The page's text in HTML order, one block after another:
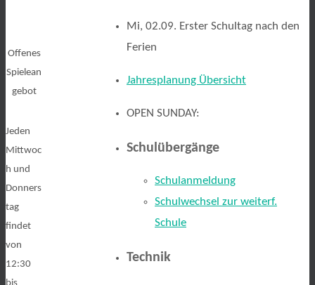
Offenes
Spielean
gebot
Jeden
Mittwoc
h und
Donners
tag
findet
von
12:30
Mi, 02.09. Erster Schultag nach den
Ferien
Jahresplanung Übersicht
OPEN SUNDAY:
Schulübergänge
Schulanmeldung
Schulwechsel zur weiterf.
Schule
Technik